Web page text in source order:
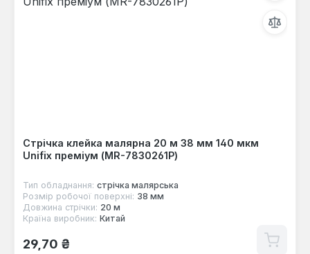
Стрічка клейка малярна 20 м 38 мм 140 мкм
Unifix преміум (MR-7830261P)
Тип обладнання: стрічка малярська
Розмір робочої поверхні: 38 мм
Довжина стрічки: 20 м
Країна виробник: Китай
Звичайна ціна:
29,70 ₴